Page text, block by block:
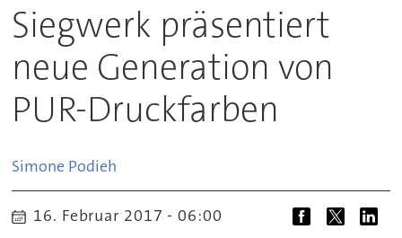
Siegwerk präsentiert
neue Generation von
PUR-Druckfarben
Simone Podieh
16. Februar 2017 - 06:00